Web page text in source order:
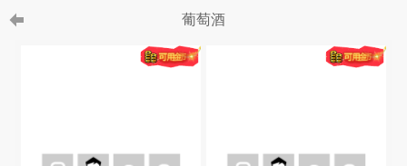
葡萄酒